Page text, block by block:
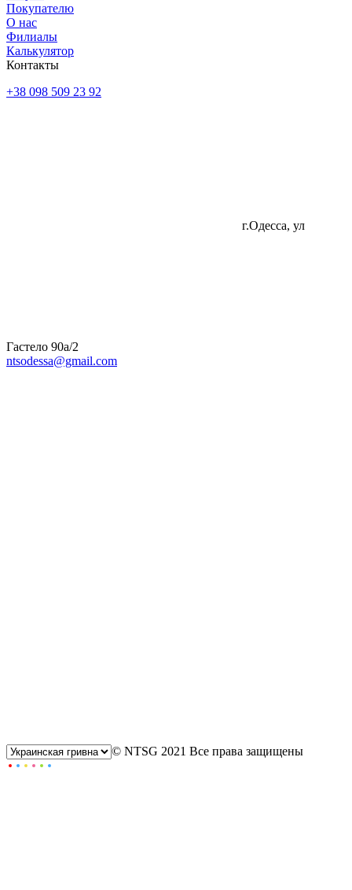
Покупателю
О нас
Филиалы
Калькулятор
Контакты
+38 098 509 23 92
г.Одесса, ул
Гастело 90а/2
ntsodessa@gmail.com
© NTSG 2021 Все права защищены